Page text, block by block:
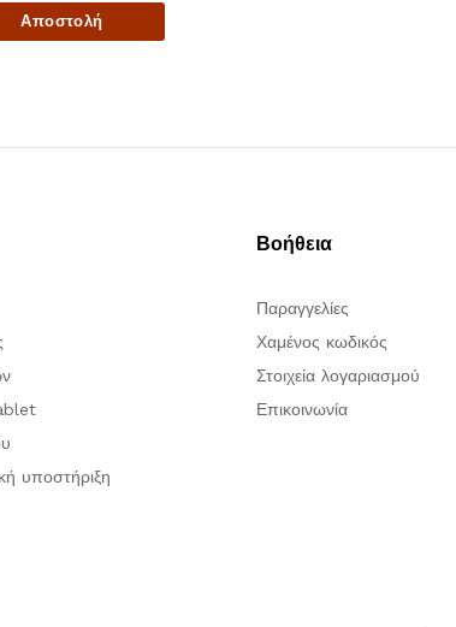
υποστήριξη
Βοήθεια
Παραγγελίες
Χαμένος κωδικός
Στοιχεία λογαριασμού
Επικοινωνία